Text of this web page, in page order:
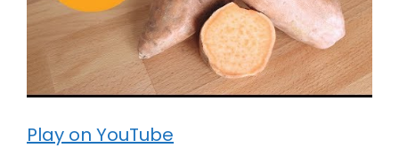
Play on YouTube